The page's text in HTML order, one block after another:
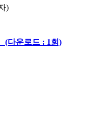
)
(다운로드 : 1회)